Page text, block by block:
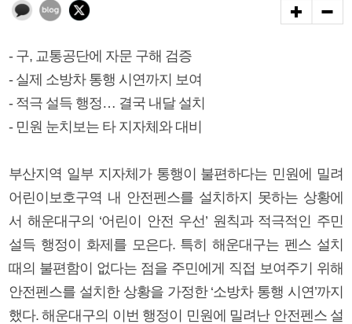
- 구, 교통공단에 자문 구해 검증
- 실제 소방차 통행 시연까지 보여
- 적극 설득 행정… 결국 내달 설치
- 민원 눈치보는 타 지자체와 대비
부산지역 일부 지자체가 통행이 불편하다는 민원에 밀려
어린이보호구역 내 안전펜스를 설치하지 못하는 상황에
서 해운대구의 ‘어린이 안전 우선’ 원칙과 적극적인 주민
설득 행정이 화제를 모은다. 특히 해운대구는 펜스 설치
때의 불편함이 없다는 점을 주민에게 직접 보여주기 위해
안전펜스를 설치한 상황을 가정한 ‘소방차 통행 시연’까지
했다. 해운대구의 이번 행정이 민원에 밀려난 안전펜스 설